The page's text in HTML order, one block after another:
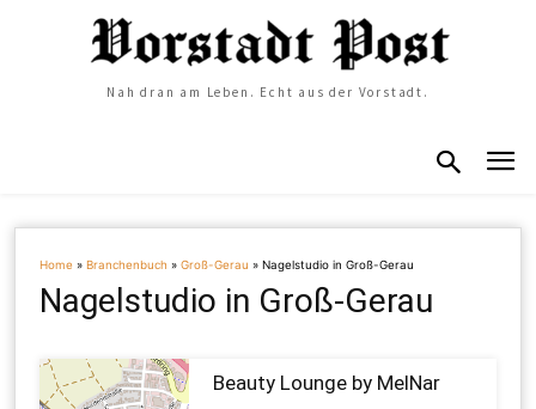
Nah dran am Leben. Echt aus der Vorstadt.
Home »Branchenbuch »Groß-Gerau »Nagelstudio in Groß-Gerau
Nagelstudio in Groß-Gerau
Beauty Lounge by MelNar